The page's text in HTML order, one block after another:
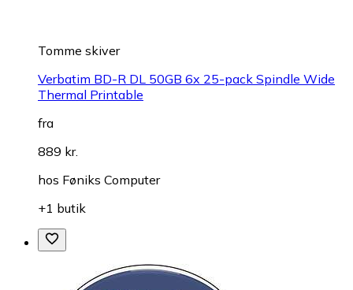
Tomme skiver
Verbatim BD-R DL 50GB 6x 25-pack Spindle Wide
Thermal Printable
fra
889 kr.
hos Føniks Computer
+1 butik